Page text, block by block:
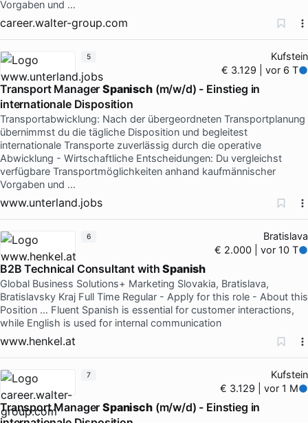
Vorgaben und …
career.walter-group.com
Kufstein
€ 3.129 | vor 6 T
Transport ManagerSpanisch(m/w/d) - Einstieg in
internationale Disposition
Transportabwicklung: Nach der übergeordneten Transportplanung
übernimmst du die tägliche Disposition und begleitest
internationale Transporte zuverlässig durch die operative
Abwicklung - Wirtschaftliche Entscheidungen: Du vergleichst
verfügbare Transportmöglichkeiten anhand kaufmännischer
Vorgaben und …
www.unterland.jobs
5
Bratislava
€ 2.000 | vor 10 T
B2B Technical Consultant withSpanish
Global Business Solutions+ Marketing Slovakia, Bratislava,
Bratislavsky Kraj Full Time Regular - Apply for this role - About this
Position … Fluent Spanish is essential for customer interactions,
while English is used for internal communication
www.henkel.at
6
Kufstein
€ 3.129 | vor 1 M
Transport ManagerSpanisch(m/w/d) - Einstieg in
7